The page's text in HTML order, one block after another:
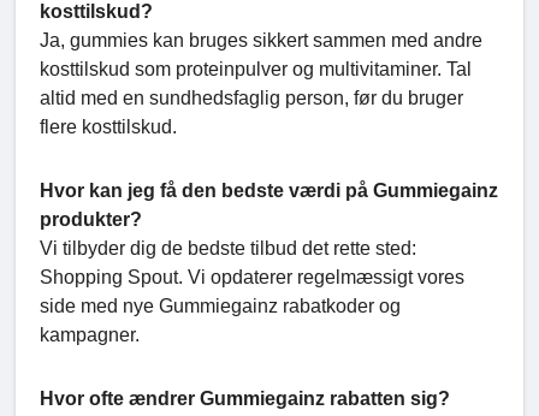
kosttilskud?
Ja, gummies kan bruges sikkert sammen med andre
kosttilskud som proteinpulver og multivitaminer. Tal
altid med en sundhedsfaglig person, før du bruger
flere kosttilskud.
Hvor kan jeg få den bedste værdi på Gummiegainz
produkter?
Vi tilbyder dig de bedste tilbud det rette sted:
Shopping Spout. Vi opdaterer regelmæssigt vores
side med nye Gummiegainz rabatkoder og
kampagner.
Hvor ofte ændrer Gummiegainz rabatten sig?